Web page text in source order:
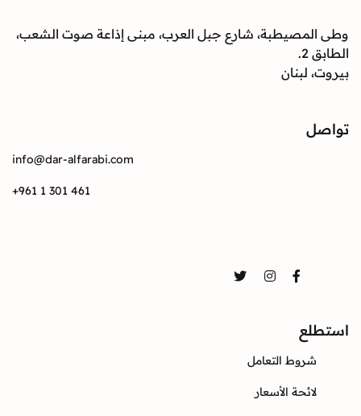
وطى المصيطبة، شارع جبل العرب، مبنى إذاعة صوت الشعب،
الطابق 2.
بيروت، لبنان
تواصل
info@dar-alfarabi.com
+961 1 301 461
Facebook
Instagram
Twitter
استطلع
شروط التعامل
لائحة الأسعار